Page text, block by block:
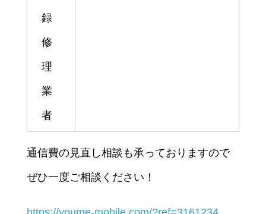
録
修
理
業
者
通信費の見直し相談も承っておりますので
ぜひ一度ご相談ください！